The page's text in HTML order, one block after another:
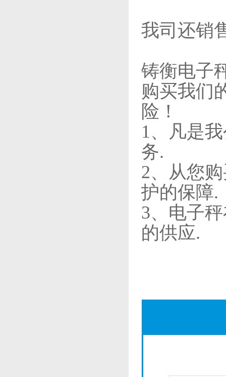
我司还销
铸衡电子
购买我们
险！
1、凡是
务.
2、从您
护的保障.
3、电子
的供应.